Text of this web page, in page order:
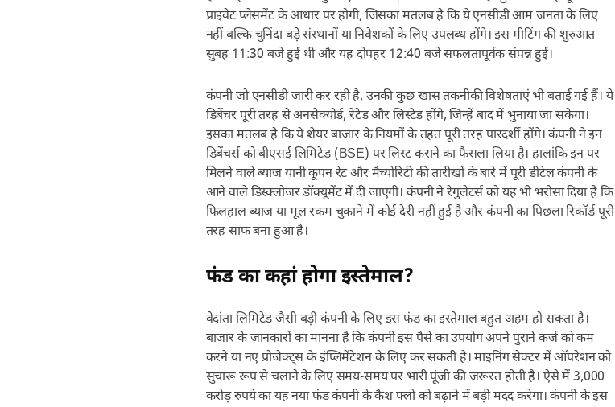
प्राइवेट प्लेसमेंट के आधार पर होगी, जिसका मतलब है कि ये एनसीडी आम जनता के लिए
नहीं बल्कि चुनिंदा बड़े संस्थानों या निवेशकों के लिए उपलब्ध होंगे। इस मीटिंग की शुरुआत
सुबह 11:30 बजे हुई थी और यह दोपहर 12:40 बजे सफलतापूर्वक संपन्न हुई।
कंपनी जो एनसीडी जारी कर रही है, उनकी कुछ खास तकनीकी विशेषताएं भी बताई गई हैं। ये
डिबेंचर पूरी तरह से अनसेक्योर्ड, रेटेड और लिस्टेड होंगे, जिन्हें बाद में भुनाया जा सकेगा।
इसका मतलब है कि ये शेयर बाजार के नियमों के तहत पूरी तरह पारदर्शी होंगे। कंपनी ने इन
डिबेंचर्स को बीएसई लिमिटेड (BSE) पर लिस्ट कराने का फैसला लिया है। हालांकि इन पर
मिलने वाले ब्याज यानी कूपन रेट और मैच्योरिटी की तारीखों के बारे में पूरी डीटेल कंपनी के
आने वाले डिस्क्लोजर डॉक्यूमेंट में दी जाएगी। कंपनी ने रेगुलेटर्स को यह भी भरोसा दिया है कि
फिलहाल ब्याज या मूल रकम चुकाने में कोई देरी नहीं हुई है और कंपनी का पिछला रिकॉर्ड पूरी
तरह साफ बना हुआ है।
फंड का कहां होगा इस्तेमाल?
वेदांता लिमिटेड जैसी बड़ी कंपनी के लिए इस फंड का इस्तेमाल बहुत अहम हो सकता है।
बाजार के जानकारों का मानना है कि कंपनी इस पैसे का उपयोग अपने पुराने कर्ज को कम
करने या नए प्रोजेक्ट्स के इंप्लिमेंटेशन के लिए कर सकती है। माइनिंग सेक्टर में ऑपरेशन को
सुचारू रूप से चलाने के लिए समय-समय पर भारी पूंजी की जरूरत होती है। ऐसे में 3,000
करोड़ रुपये का यह नया फंड कंपनी के कैश फ्लो को बढ़ाने में बड़ी मदद करेगा। कंपनी के इस